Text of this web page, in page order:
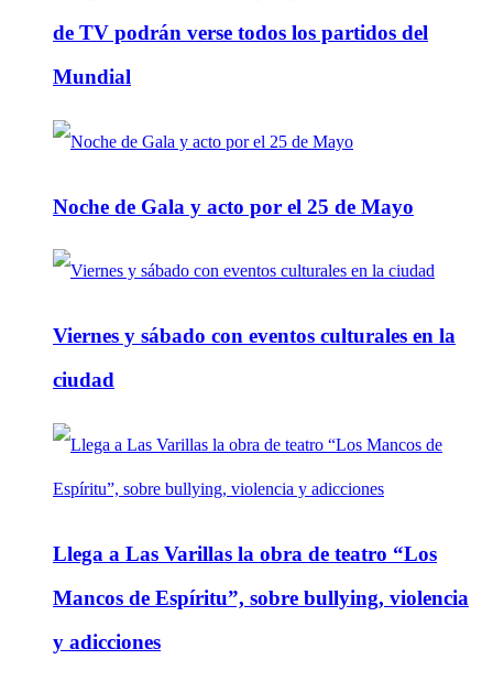
de TV podrán verse todos los partidos del
Mundial
Noche de Gala y acto por el 25 de Mayo
Viernes y sábado con eventos culturales en la
ciudad
Llega a Las Varillas la obra de teatro “Los
Mancos de Espíritu”, sobre bullying, violencia
y adicciones